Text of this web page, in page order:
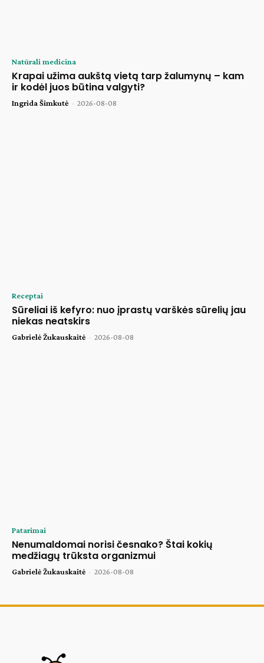
Natūrali medicina
Krapai užima aukštą vietą tarp žalumynų – kam
ir kodėl juos būtina valgyti?
Ingrida Šimkutė - 2026-08-08
Receptai
Sūreliai iš kefyro: nuo įprastų varškės sūrelių jau
niekas neatskirs
Gabrielė Žukauskaitė - 2026-08-08
Patarimai
Nenumaldomai norisi česnako? Štai kokių
medžiagų trūksta organizmui
Gabrielė Žukauskaitė - 2026-08-08